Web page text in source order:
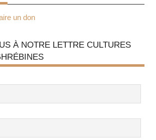
un don
À NOTRE LETTRE CULTURES